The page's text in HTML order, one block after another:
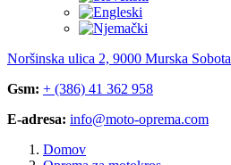
Noršinska ulica 2, 9000 Murska Sobota
Gsm: + (386) 41 362 958
E-adresa: info@moto-oprema.com
Domov